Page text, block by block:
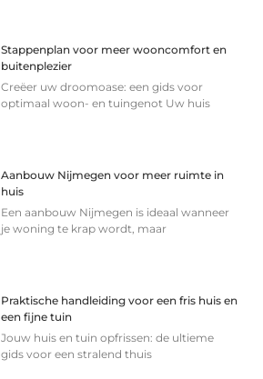
Stappenplan voor meer wooncomfort en
buitenplezier
Creëer uw droomoase: een gids voor
optimaal woon- en tuingenot Uw huis
Aanbouw Nijmegen voor meer ruimte in
huis
Een aanbouw Nijmegen is ideaal wanneer
je woning te krap wordt, maar
Praktische handleiding voor een fris huis en
een fijne tuin
Jouw huis en tuin opfrissen: de ultieme
gids voor een stralend thuis